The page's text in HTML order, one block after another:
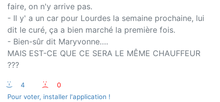
faire, on n'y arrive pas.
- Il y' a un car pour Lourdes la semaine prochaine, lui
dit le curé, ça a bien marché la première fo­is.
- Bien-sûr dit Maryv­onne….
MAIS EST-CE QUE CE SERA LE MÊME CHA­UFFEUR
???
:-) 4 :-(
0
Pour voter, installer l'application !